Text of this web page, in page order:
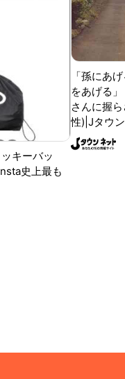
キーバッ
史上最も
「孫にあ
をあげる
さんに握
性)|Jタウ